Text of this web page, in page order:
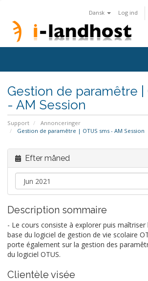
Dansk Log ind
Gestion de paramêtre |
- AM Session
Support
Annonceringer
Gestion de paramêtre | OTUS sms - AM Session
Efter måned
Description sommaire
- Le cours consiste à explorer puis maîtriser
base du logiciel de gestion de vie scolaire
porte également sur la gestion des
du logiciel OTUS.
Clientèle visée